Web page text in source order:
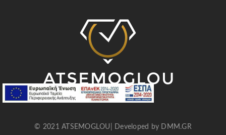
© 2021 ATSEMOGLOU| Developed by DMM.GR